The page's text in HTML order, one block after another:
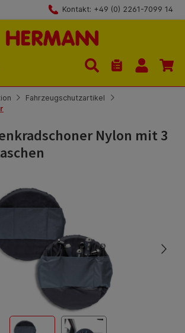
Kontakt: +49 (0) 2261-7099 14
Du hast 0
Fahrzeugschutzartikel
Nylon mit 3